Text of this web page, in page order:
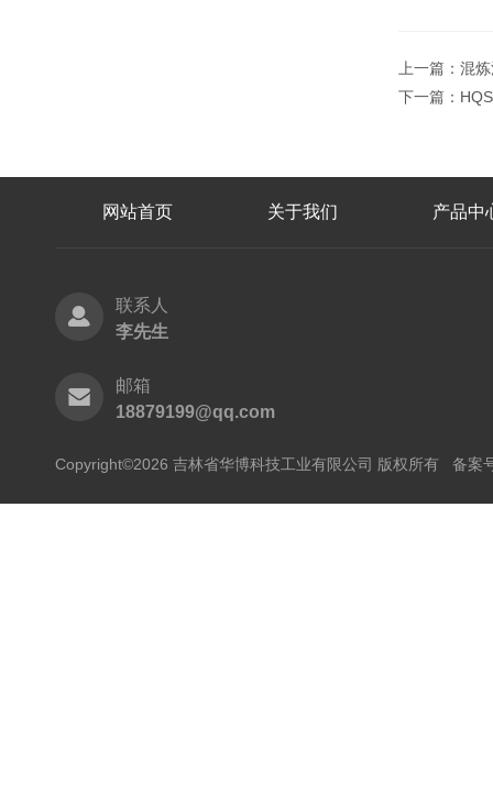
上一篇： 混
下一篇：
网站首页 关于我们 产品中
联系人
李先生
邮箱
18879199@qq.com
Copyright©2026 吉林省华博科技工业有限公司 版权所有 备案